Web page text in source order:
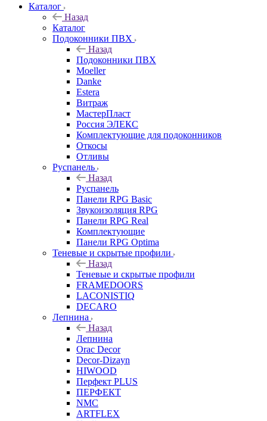
Каталог
Назад
Каталог
Подоконники ПВХ
Назад
Подоконники ПВХ
Moeller
Danke
Estera
Витраж
МастерПласт
Россия ЭЛЕКС
Комплектующие для подоконников
Откосы
Отливы
Руспанель
Назад
Руспанель
Панели RPG Basic
Звукоизоляция RPG
Панели RPG Real
Комплектующие
Панели RPG Optima
Теневые и скрытые профили
Назад
Теневые и скрытые профили
FRAMEDOORS
LACONISTIQ
DECARO
Лепнина
Назад
Лепнина
Orac Decor
Decor-Dizayn
HIWOOD
Перфект PLUS
ПЕРФЕКТ
NMC
ARTFLEX